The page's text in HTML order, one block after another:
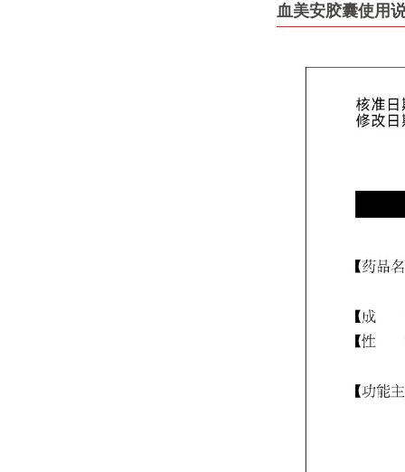
血美安胶囊使用